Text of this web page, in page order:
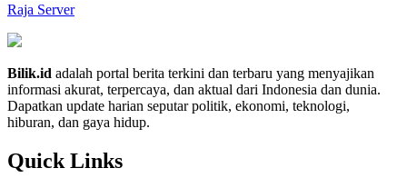
Raja Server
Bilik.id adalah portal berita terkini dan terbaru yang menyajikan
informasi akurat, terpercaya, dan aktual dari Indonesia dan dunia.
Dapatkan update harian seputar politik, ekonomi, teknologi,
hiburan, dan gaya hidup.
Quick Links